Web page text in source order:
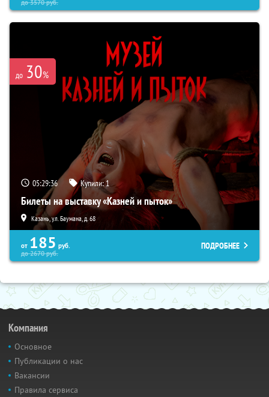
до3570руб.
до 30%
05:29:36 Купили:1
Билеты на выставку «Казней и пыток»
Казань, ул. Баумана, д. 68
от 185 руб.
до2670руб.
ПОДРОБНЕЕ
Компания
Основное
Публикации о нас
Вакансии
Правила сервиса